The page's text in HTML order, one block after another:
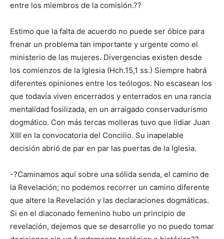
entre los miembros de la comisión.??
Estimo que la falta de acuerdo no puede ser óbice para
frenar un problema tan importante y urgente como el
ministerio de las mujeres. Divergencias existen desde
los comienzos de la Iglesia (Hch.15,1 ss.) Siempre habrá
diferentes opiniones entre los teólogos. No escasean los
que todavía viven encerrados y enterrados en una rancia
mentalidad fosilizada, en un arraigado conservadurismo
dogmático. Con más tercas molleras tuvo que lidiar Juan
XIII en la convocatoria del Concilio. Su inapelable
decisión abrió de par en par las puertas de la Iglesia.
-?Caminamos aquí sobre una sólida senda, el camino de
la Revelación; no podemos recorrer un camino diferente
que altere la Revelación y las declaraciones dogmáticas.
Si en el diaconado femenino hubo un principio de
revelación, dejemos que se desarrolle yo no puedo tomar